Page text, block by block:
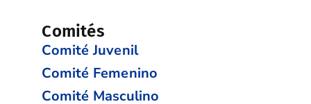
Comités
Comité Juvenil
Comité Femenino
Comité Masculino